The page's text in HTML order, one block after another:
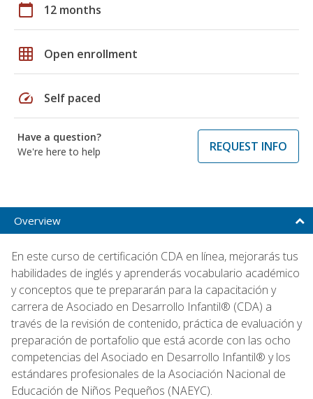
calendar_today 12 months
grid_on Open enrollment
speed Self paced
Have a question?
We're here to help
REQUEST INFO
Overview
En este curso de certificación CDA en línea, mejorarás tus
habilidades de inglés y aprenderás vocabulario académico
y conceptos que te prepararán para la capacitación y
carrera de Asociado en Desarrollo Infantil® (CDA) a
través de la revisión de contenido, práctica de evaluación y
preparación de portafolio que está acorde con las ocho
competencias del Asociado en Desarrollo Infantil® y los
estándares profesionales de la Asociación Nacional de
Educación de Niños Pequeños (NAEYC).